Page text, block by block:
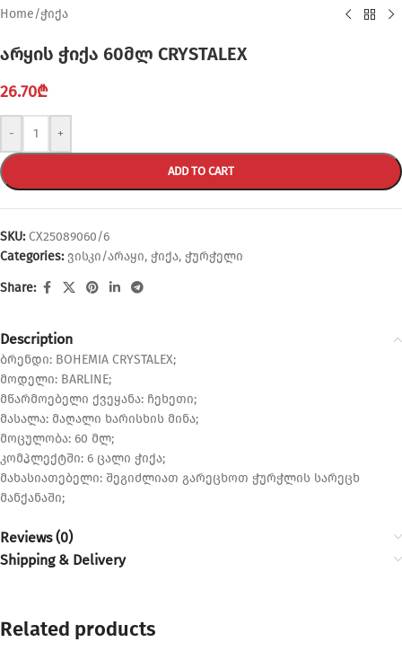
Home/ჭიქა
არყის ჭიქა 60მლ CRYSTALEX
26.70₾
- +
ADD TO CART
SKU:CX25089060/6
Categories: ვისკი/არაყი, ჭიქა, ჭურჭელი
Share:
Description
ბრენდი: BOHEMIA CRYSTALEX;
მოდელი: BARLINE;
მწარმოებელი ქვეყანა: ჩეხეთი;
მასალა: მაღალი ხარისხის მინა;
მოცულობა: 60 მლ;
კომპლექტში: 6 ცალი ჭიქა;
მახასიათებელი: შეგიძლიათ გარეცხოთ ჭურჭლის სარეცხ
მანქანაში;
Reviews (0)
Shipping & Delivery
Related products